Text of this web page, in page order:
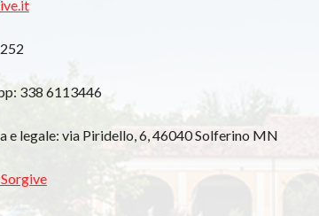
338 6113446
e legale: via Piridello, 6,46040 Solferino MN